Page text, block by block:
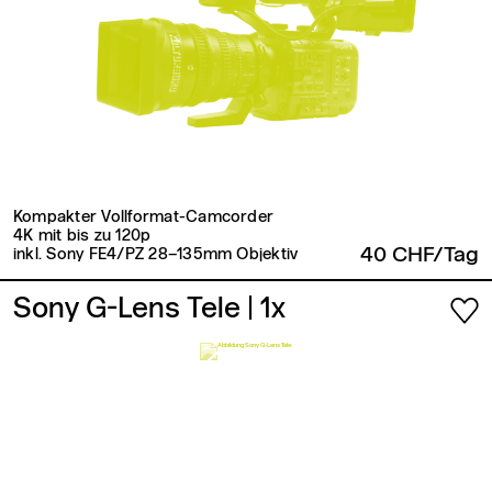
Kompakter Vollformat-Camcorder
4K mit bis zu 120p
inkl. Sony FE4/PZ 28–135mm Objektiv
40 CHF/Tag
Sony G-Lens Tele | 1x